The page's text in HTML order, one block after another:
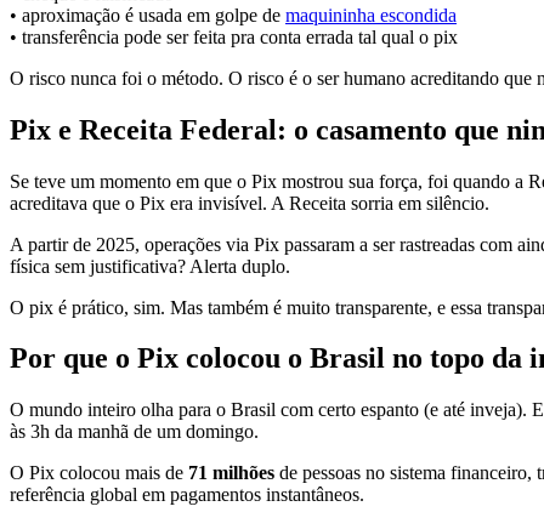
• aproximação é usada em golpe de maquininha escondida
• transferência pode ser feita pra conta errada tal qual o pix
O risco nunca foi o método. O risco é o ser humano acreditando que
Pix e Receita Federal: o casamento que
Se teve um momento em que o Pix mostrou sua força, foi quando a
acreditava que o Pix era invisível. A Receita sorria em silêncio.
A partir de 2025, operações via Pix passaram a ser rastreadas com
física sem justificativa? Alerta duplo.
O pix é prático, sim. Mas também é muito transparente, e essa
Por que o Pix colocou o Brasil no topo da
O mundo inteiro olha para o Brasil com certo espanto (e até inveja).
às 3h da manhã de um domingo.
O Pix colocou mais de 71 milhões de pessoas no sistema
referência global em pagamentos instantâneos.